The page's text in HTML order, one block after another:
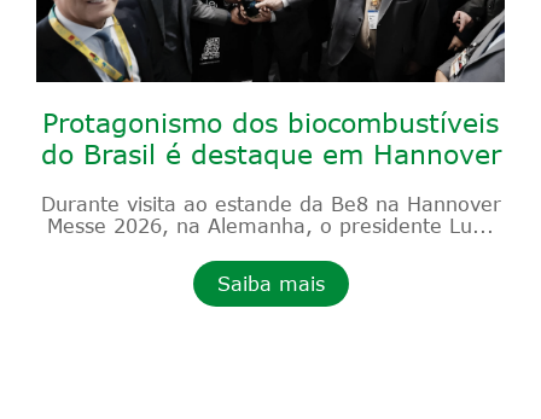
Protagonismo dos biocombustíveis
do Brasil é destaque em Hannover
Durante visita ao estande da Be8 na Hannover
Messe 2026, na Alemanha, o presidente Lu...
Saiba mais